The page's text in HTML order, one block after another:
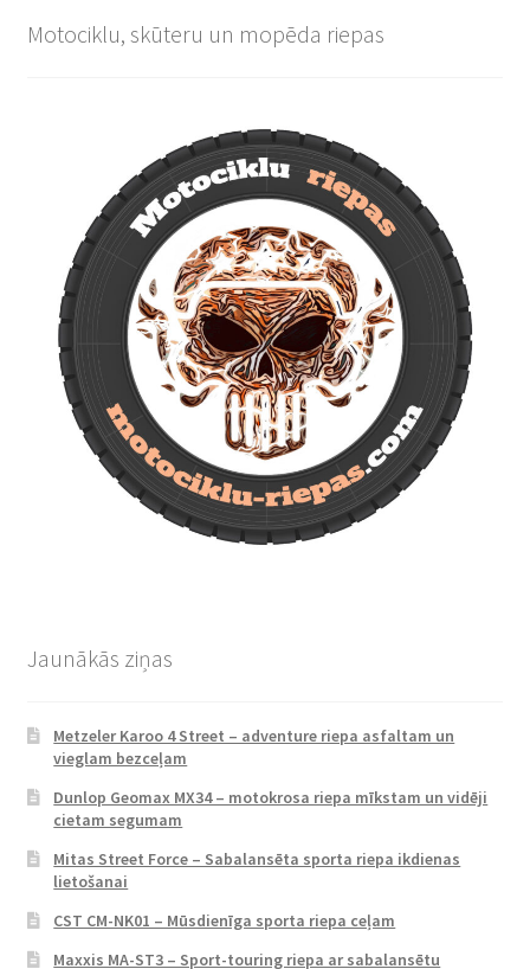
Motociklu, skūteru un mopēda riepas
Jaunākās ziņas
Metzeler Karoo 4 Street – adventure riepa asfaltam un
vieglam bezceļam
Dunlop Geomax MX34 – motokrosa riepa mīkstam un vidēji
cietam segumam
Mitas Street Force – Sabalansēta sporta riepa ikdienas
lietošanai
CST CM-NK01 – Mūsdienīga sporta riepa ceļam
Maxxis MA-ST3 – Sport-touring riepa ar sabalansētu